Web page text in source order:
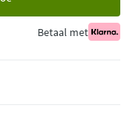
Betaal met